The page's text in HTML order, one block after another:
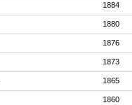
1884
1880
1876
1873
1865
1860